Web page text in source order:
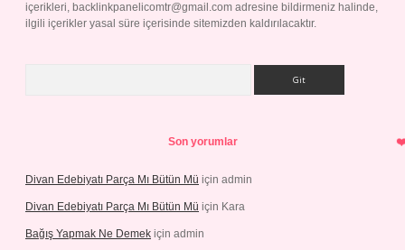
içerikleri, backlinkpanelicomtr@gmail.com adresine bildirmeniz halinde,
ilgili içerikler yasal süre içerisinde sitemizden kaldırılacaktır.
Son yorumlar
Divan Edebiyatı Parça Mı Bütün Mü için admin
Divan Edebiyatı Parça Mı Bütün Mü için Kara
Bağış Yapmak Ne Demek için admin